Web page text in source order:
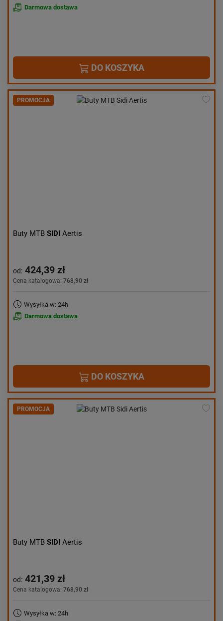
Darmowa dostawa
DO KOSZYKA
PROMOCJA
Buty MTB SIDI Aertis
od: 424,39 zł
Cena katalogowa: 768,90 zł
Wysyłka w: 24h
Darmowa dostawa
DO KOSZYKA
PROMOCJA
Buty MTB SIDI Aertis
od: 421,39 zł
Cena katalogowa: 768,90 zł
Wysyłka w: 24h